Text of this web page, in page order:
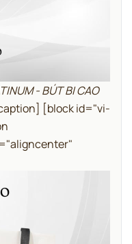
- BÚT BI CAO
[block id="vi-